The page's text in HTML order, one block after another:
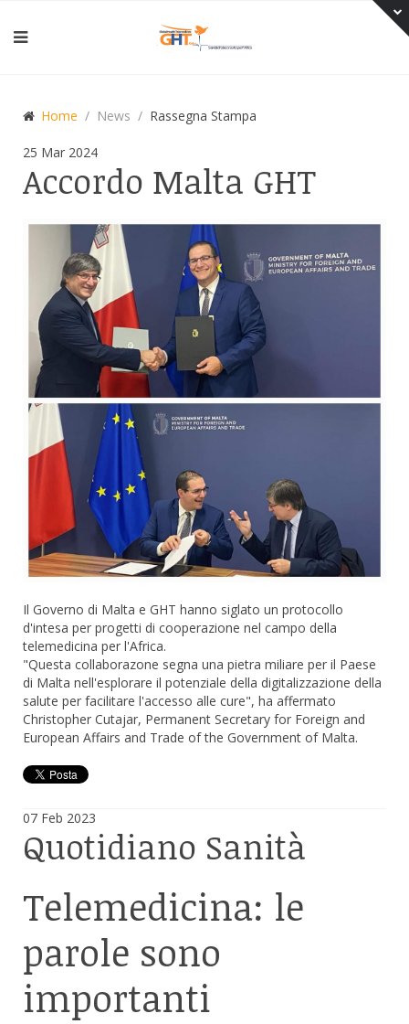
Home News Rassegna Stampa
25 Mar 2024
Accordo Malta GHT
Il Governo di Malta e GHT hanno siglato un protocollo
d'intesa per progetti di cooperazione nel campo della
telemedicina per l'Africa.
"Questa collaborazone segna una pietra miliare per il Paese
di Malta nell'esplorare il potenziale della digitalizzazione della
salute per facilitare l'accesso alle cure", ha affermato
Christopher Cutajar, Permanent Secretary for Foreign and
European Affairs and Trade of the Government of Malta.
07 Feb 2023
Quotidiano Sanità
Telemedicina: le
parole sono
importanti